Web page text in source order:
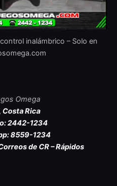
inalámbrico – Solo en
Omega
Costa Rica
2442-1234
8559-1234
de CR – Rápidos